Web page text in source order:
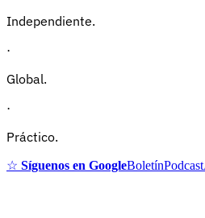
Independiente.
·
Global.
·
Práctico.
☆ Síguenos en GoogleBoletínPodcast